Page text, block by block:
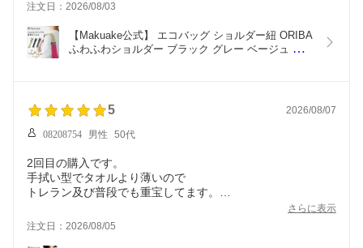
注文日：2026/08/03
【Makuake公式】 エコバッグ ショルダー紐 ORIBA
ふわふわショルダー ブラック グレー ベージュ 鞄
5 2026/08/07
08208754 男性 50代
2回目の購入です。
手拭い型でタオルより薄いので
トレラン及び普段でも重宝してます。
ベトつかないのが最高ですね。
さらに表示
注文日：2026/08/05